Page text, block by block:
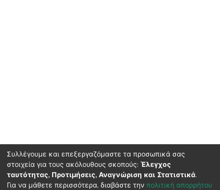
HMU Library & Information Center, Tel: (+30) 2810 379330,
Συλλέγουμε και επεξεργαζόμαστε τα προσωπικά σας
στοιχεία για τους ακόλουθους σκοπούς: Έλεγχος
ταυτότητας, Προτιμήσεις, Αναγνώριση και Στατιστικά.
Για να μάθετε περισσότερα, διαβάστε την πολιτική απορρήτου